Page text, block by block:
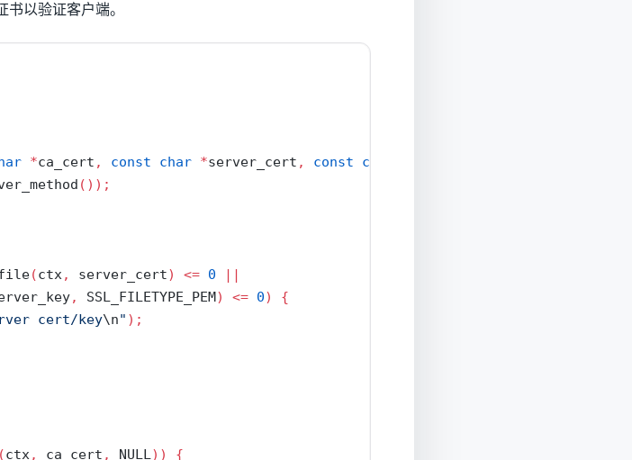
书以验证客户端。
*ca_cert , const char *server_cert , const char
());
(ctx, server_cert) <= 0
||
, SSL_FILETYPE_PEM) <= 0)
{
cert/key\n" );
(ctx, ca_cert , NULL))
{